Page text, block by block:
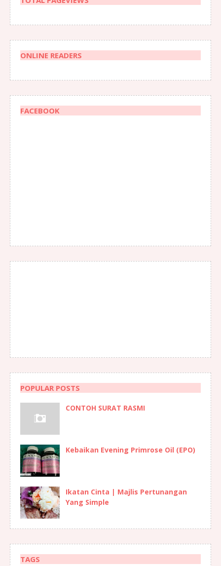
ONLINE READERS
FACEBOOK
POPULAR POSTS
CONTOH SURAT RASMI
Kebaikan Evening Primrose Oil (EPO)
Ikatan Cinta | Majlis Pertunangan
Yang Simple
TAGS